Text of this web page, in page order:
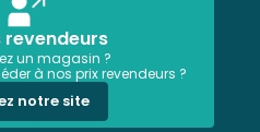
revendeurs
un magasin ?
à nos prix revendeurs ?
notre site